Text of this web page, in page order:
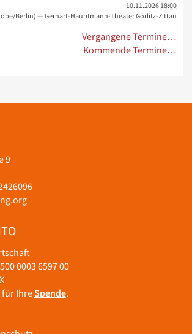
10.11.2026 18:00
Berlin)— Gerhart-Hauptmann-Theater Görlitz-Zittau
Vergangene Termine…
Kommende Termine…
9
0003 6597 00
für IhreSpende.